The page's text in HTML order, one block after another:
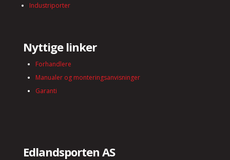
Industriporter
Nyttige linker
Forhandlere
Manualer og monteringsanvisninger
Garanti
Edlandsporten AS